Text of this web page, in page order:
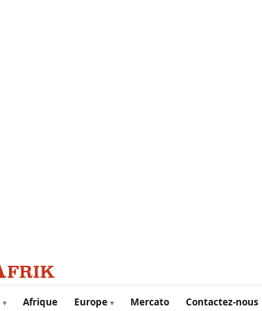
Afrique Europe Mercato Contactez-nous